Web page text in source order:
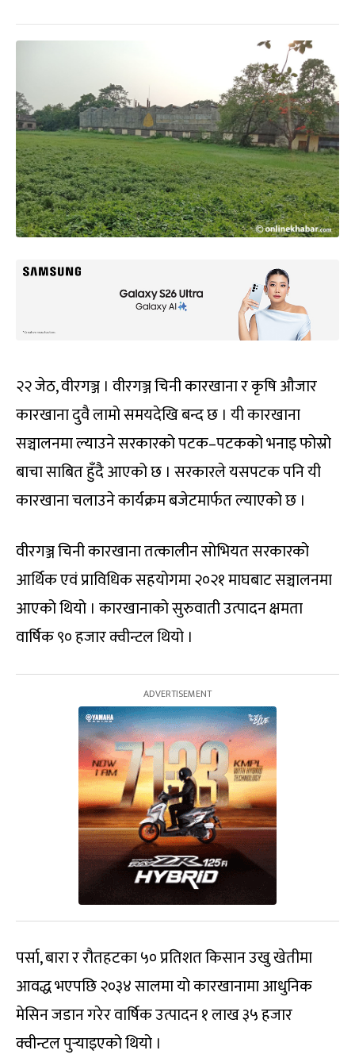
२२ जेठ, वीरगञ्ज । वीरगञ्ज चिनी कारखाना र कृषि औजार
कारखाना दुवै लामो समयदेखि बन्द छ । यी कारखाना
सञ्चालनमा ल्याउने सरकारको पटक–पटकको भनाइ फोस्रो
बाचा साबित हुँदै आएको छ । सरकारले यसपटक पनि यी
कारखाना चलाउने कार्यक्रम बजेटमार्फत ल्याएको छ ।
वीरगञ्ज चिनी कारखाना तत्कालीन सोभियत सरकारको
आर्थिक एवं प्राविधिक सहयोगमा २०२१ माघबाट सञ्चालनमा
आएको थियो । कारखानाको सुरुवाती उत्पादन क्षमता
वार्षिक ९० हजार क्वीन्टल थियो ।
पर्सा, बारा र रौतहटका ५० प्रतिशत किसान उखु खेतीमा
आवद्ध भएपछि २०३४ सालमा यो कारखानामा आधुनिक
मेसिन जडान गरेर वार्षिक उत्पादन १ लाख ३५ हजार
क्वीन्टल पुर्‍याइएको थियो ।